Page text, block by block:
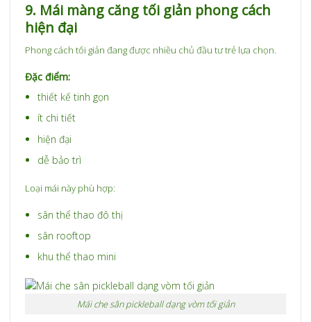
9. Mái màng căng tối giản phong cách
hiện đại
Phong cách tối giản đang được nhiều chủ đầu tư trẻ lựa chọn.
Đặc điểm:
thiết kế tinh gọn
ít chi tiết
hiện đại
dễ bảo trì
Loại mái này phù hợp:
sân thể thao đô thị
sân rooftop
khu thể thao mini
Mái che sân pickleball dạng vòm tối giản